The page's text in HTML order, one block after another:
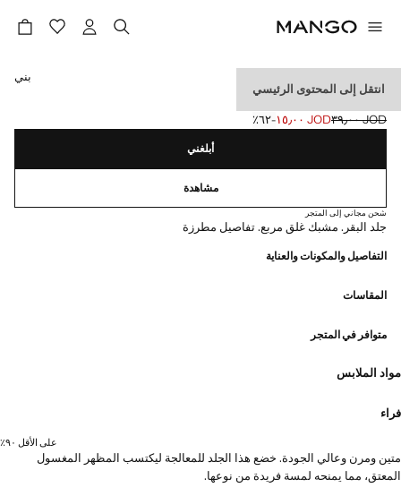
انتقل إلى المحتوى الرئيسي
حزام جلد بتفاصيل مطرزة
السعر الأول محذوف [JOD ٣٩٫٠٠ ]
JOD ٣٩٫٠٠
السعر الحالي [JOD ١٥٫٠٠ ]JOD ١٥٫٠٠ ؜-٦٢٪؜
حدد اللون
بني
أبلغني
مشاهدة
شحن مجاني إلى المتجر
جلد البقر. مشبك غلق مربع. تفاصيل مطرزة
التفاصيل والمكونات والعناية
المقاسات
متوافر في المتجر
مواد الملابس
فراء
على الأقل ٩٠٪؜
متين ومرن وعالي الجودة. خضع هذا الجلد للمعالجة ليكتسب المظهر المغسول
المعتق، مما يمنحه لمسة فريدة من نوعها.